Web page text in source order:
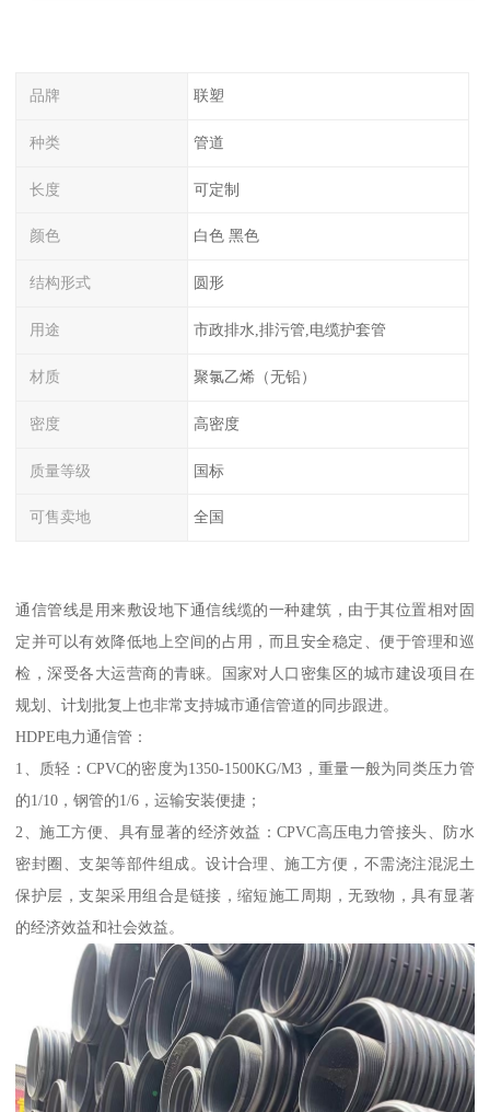
品牌 联塑
种类 管道
长度 可定制
颜色 白色 黑色
结构形式 圆形
用途 市政排水,排污管,电缆护套管
材质 聚氯乙烯（无铅）
密度 高密度
质量等级 国标
可售卖地 全国
通信管线是用来敷设地下通信线缆的一种建筑，由于其位置相对固
定并可以有效降低地上空间的占用，而且安全稳定、便于管理和巡
检，深受各大运营商的青睐。国家对人口密集区的城市建设项目在
规划、计划批复上也非常支持城市通信管道的同步跟进。
HDPE电力通信管：
1、质轻：CPVC的密度为1350-1500KG/M3，重量一般为同类压力管
的1/10，钢管的1/6，运输安装便捷；
2、施工方便、具有显著的经济效益：CPVC高压电力管接头、防水
密封圈、支架等部件组成。设计合理、施工方便，不需浇注混泥土
保护层，支架采用组合是链接，缩短施工周期，无致物，具有显著
的经济效益和社会效益。